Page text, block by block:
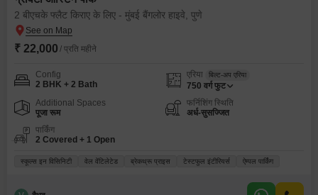
2 बीएचके फ्लैट किराए के लिए - मुंबई बैंगलोर हाइवे, पुणे
₹ 22,000 / प्रति महीने
Config
2 BHK + 2 Bath
एरिया बिल्ट-अप एरिया
750 वर्ग फुट
Additional Spaces
पूजा रूम
फर्निशिंग स्थिति
अर्ध-सुसज्जित
पार्किंग
2 Covered + 1 Open
स्कूल्स इन विसिनिटी वेल वेंटिलेटेड ब्रेकथ्रू प्राइस टेस्टफुल इंटीरियर्स ऐम्पल पार्किंग